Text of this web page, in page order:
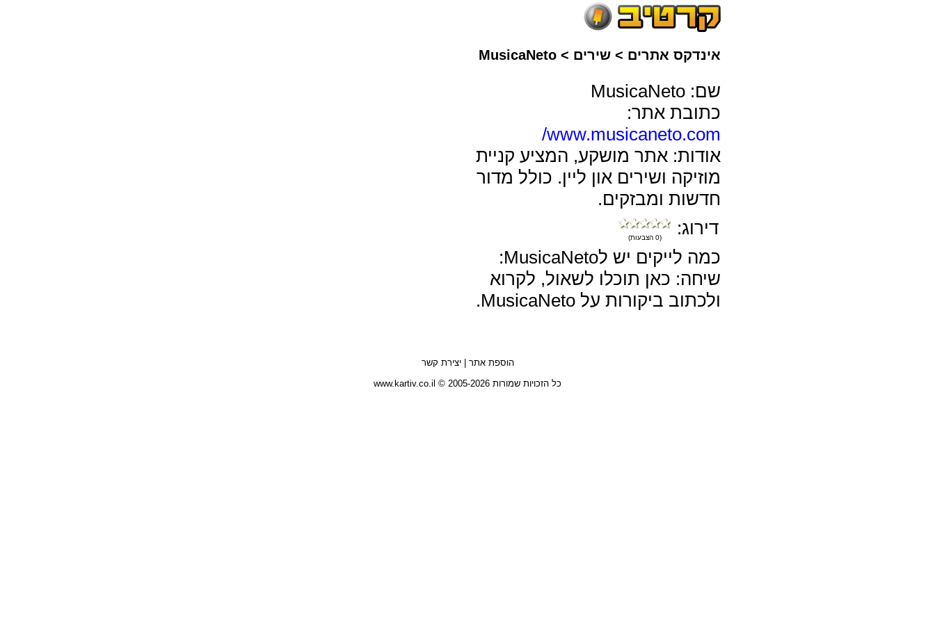
אינדקס אתרים > שירים >
MusicaNeto
שם: MusicaNeto
כתובת אתר:
www.musicaneto.com/
אודות: אתר מושקע, המציע קניית
מוזיקה ושירים און ליין. כולל מדור
חדשות ומבזקים.
דירוג:
(0 הצבעות)
כמה לייקים יש לMusicaNeto:
שיחה: כאן תוכלו לשאול, לקרוא
ולכתוב ביקורות על MusicaNeto.
הוספת אתר |יצירת קשר
כל הזכויות שמורות 2005-2026 © www.kartiv.co.il